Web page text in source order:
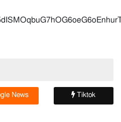
News Tiktok